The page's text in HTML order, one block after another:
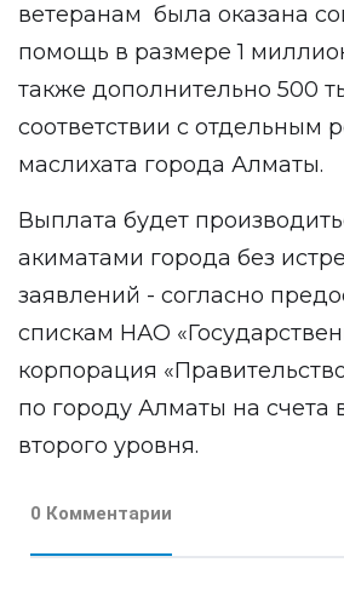
ветеранам была оказана
помощь в размере 1
также дополнительно 500
соответствии с отдельным
маслихата города Алматы.
Выплата будет
акиматами города без
заявлений - согласно
спискам НАО
корпорация
по городу Алматы на счета
второго уровня.
0 Комментарии